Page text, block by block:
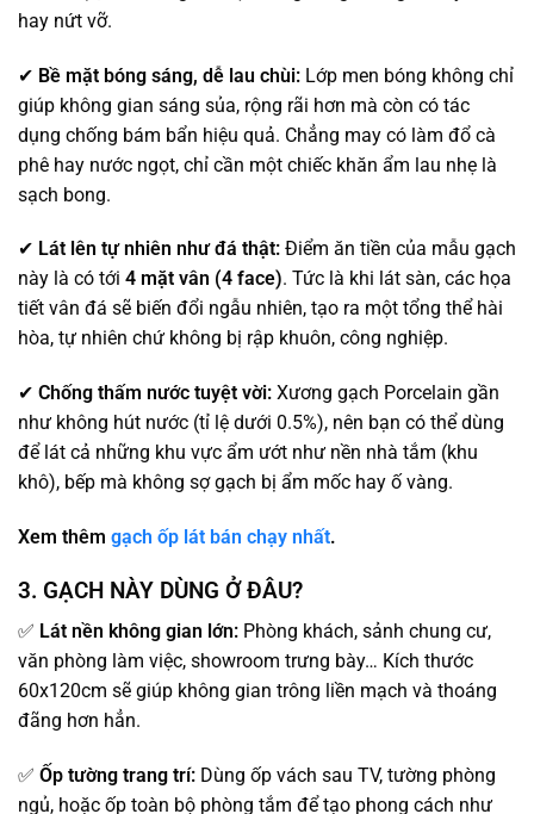
hay nứt vỡ.
✔ Bề mặt bóng sáng, dễ lau chùi: Lớp men bóng không chỉ
giúp không gian sáng sủa, rộng rãi hơn mà còn có tác
dụng chống bám bẩn hiệu quả. Chẳng may có làm đổ cà
phê hay nước ngọt, chỉ cần một chiếc khăn ẩm lau nhẹ là
sạch bong.
✔ Lát lên tự nhiên như đá thật: Điểm ăn tiền của mẫu gạch
này là có tới 4 mặt vân (4 face). Tức là khi lát sàn, các họa
tiết vân đá sẽ biến đổi ngẫu nhiên, tạo ra một tổng thể hài
hòa, tự nhiên chứ không bị rập khuôn, công nghiệp.
✔ Chống thấm nước tuyệt vời: Xương gạch Porcelain gần
như không hút nước (tỉ lệ dưới 0.5%), nên bạn có thể dùng
để lát cả những khu vực ẩm ướt như nền nhà tắm (khu
khô), bếp mà không sợ gạch bị ẩm mốc hay ố vàng.
Xem thêm gạch ốp lát bán chạy nhất.
3. GẠCH NÀY DÙNG Ở ĐÂU?
✅ Lát nền không gian lớn: Phòng khách, sảnh chung cư,
văn phòng làm việc, showroom trưng bày… Kích thước
60x120cm sẽ giúp không gian trông liền mạch và thoáng
đãng hơn hẳn.
✅ Ốp tường trang trí: Dùng ốp vách sau TV, tường phòng
ngủ, hoặc ốp toàn bộ phòng tắm để tạo phong cách như